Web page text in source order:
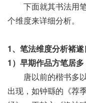
下面就其书法用笔
个维度来详细分析。
1、笔法维度分析褚
1）早期作品方笔居
唐以前的楷书多以
出现，如钟繇的《荐